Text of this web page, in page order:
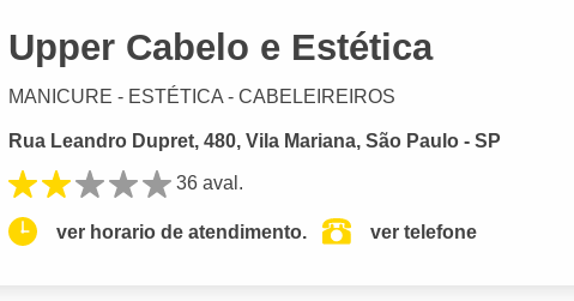
Upper Cabelo e Estética
MANICURE - ESTÉTICA - CABELEIREIROS
Rua Leandro Dupret, 480, Vila Mariana, São Paulo - SP
36 aval.
ver horario de atendimento. ver telefone